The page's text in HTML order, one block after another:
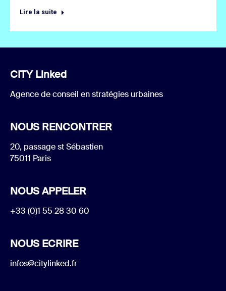
Lire la suite
CITY Linked
Agence de conseil en stratégies urbaines
NOUS RENCONTRER
20, passage st Sébastien
75011 Paris
NOUS APPELER
+33 (0)1 55 28 30 60
NOUS ECRIRE
infos@citylinked.fr